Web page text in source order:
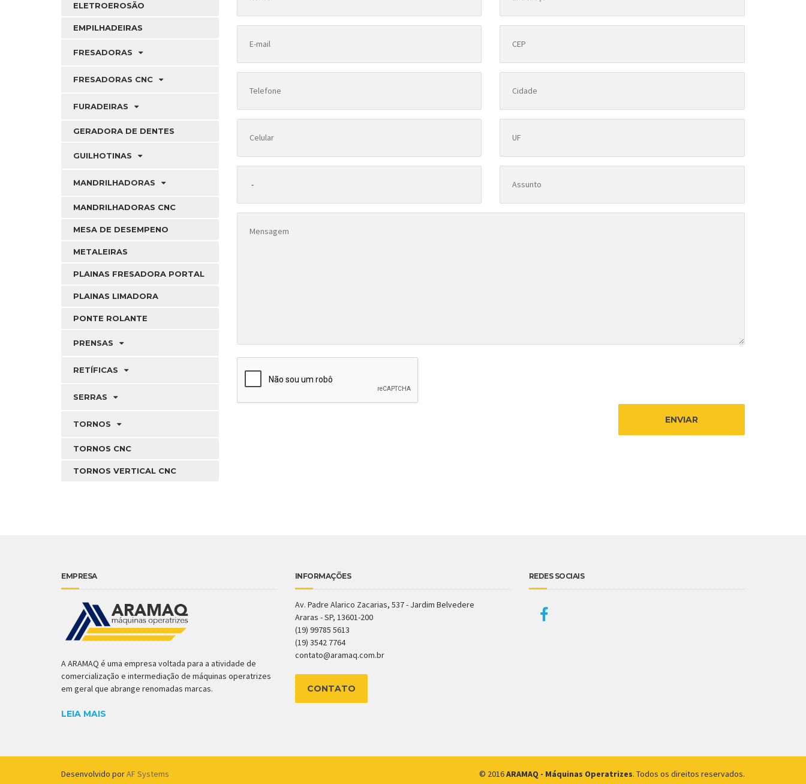
ELETROEROSÃO
EMPILHADEIRAS
FRESADORAS
FRESADORAS CNC
FURADEIRAS
GERADORA DE DENTES
GUILHOTINAS
MANDRILHADORAS
MANDRILHADORAS CNC
MESA DE DESEMPENO
METALEIRAS
PLAINAS FRESADORA PORTAL
PLAINAS LIMADORA
PONTE ROLANTE
PRENSAS
RETÍFICAS
SERRAS
TORNOS
TORNOS CNC
TORNOS VERTICAL CNC
EMPRESA
A ARAMAQ é uma empresa voltada para a atividade de
comercialização e intermediação de máquinas operatrizes
em geral que abrange renomadas marcas.
LEIA MAIS
INFORMAÇÕES
Av. Padre Alarico Zacarias, 537 - Jardim Belvedere
Araras - SP, 13601-200
(19) 99785 5613
(19) 3542 7764
contato@aramaq.com.br
CONTATO
REDES SOCIAIS
Desenvolvido porAF Systems © 2016ARAMAQ - Máquinas Operatrizes. Todos os direitos reservados.